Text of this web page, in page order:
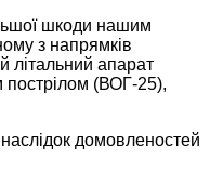
шкоди нашим
з напрямків
літальний апарат
(ВОГ-25),
домовленостей